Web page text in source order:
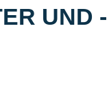
UND -